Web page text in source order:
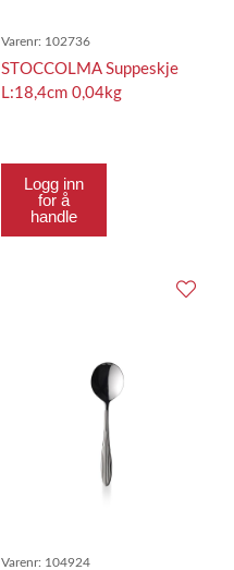
Varenr: 102736
STOCCOLMA Suppeskje
L:18,4cm 0,04kg
Logg inn
for å
handle
Varenr: 104924